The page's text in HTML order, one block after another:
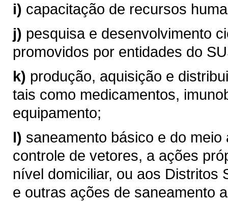
i) capacitação de recursos
j) pesquisa e desenvolvimento
promovidos por entidades do
k) produção, aquisição e
tais como medicamentos,
equipamento;
l) saneamento básico e do
controle de vetores, a ações
nível domiciliar, ou aos Distritos
e outras ações de saneamento